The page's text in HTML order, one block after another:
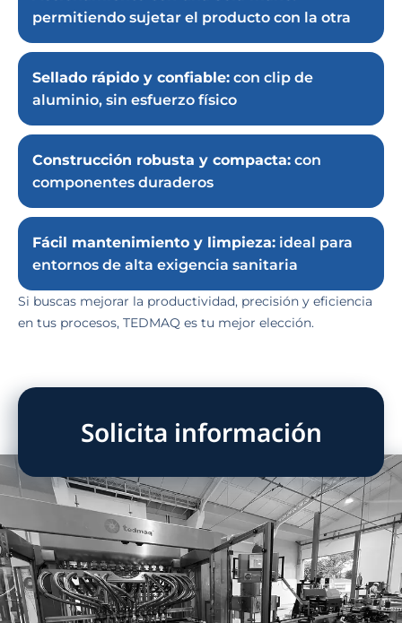
permitiendo sujetar el producto con la otra
Sellado rápido y confiable: con clip de
aluminio, sin esfuerzo físico
Construcción robusta y compacta: con
componentes duraderos
Fácil mantenimiento y limpieza: ideal para
entornos de alta exigencia sanitaria
Si buscas mejorar la productividad, precisión y eficiencia
en tus procesos, TEDMAQ es tu mejor elección.
Solicita información